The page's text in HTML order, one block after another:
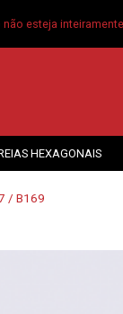
esteja
HEXAGONAIS
/ B169